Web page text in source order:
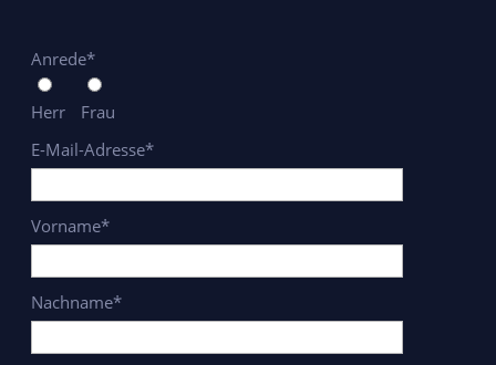
Anrede*
Herr
Frau
E-Mail-Adresse*
Vorname*
Nachname*